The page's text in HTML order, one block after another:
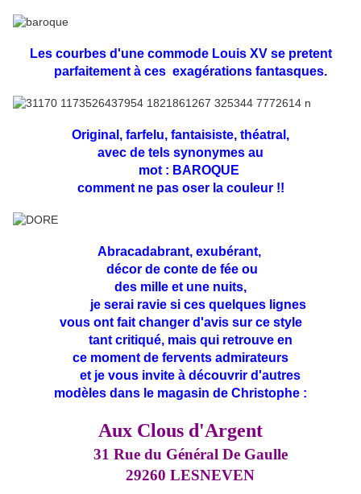
Les courbes d'une commode Louis XV se pretent
parfaitement à ces exagérations fantasques.
Original, farfelu, fantaisiste, théatral,
avec de tels synonymes au
mot : BAROQUE
comment ne pas oser la couleur !!
Abracadabrant, exubérant,
décor de conte de fée ou
des mille et une nuits,
je serai ravie si ces quelques lignes
vous ont fait changer d'avis sur ce style
tant critiqué, mais qui retrouve en
ce moment de fervents admirateurs
et je vous invite à découvrir d'autres
modèles dans le magasin de Christophe :
Aux Clous d'Argent
31 Rue du Général De Gaulle
29260 LESNEVEN